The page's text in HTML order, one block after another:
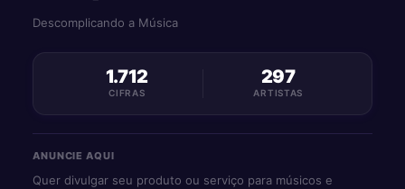
Descomplicando a Música
1.712
CIFRAS
297
ARTISTAS
ANUNCIE AQUI
Quer divulgar seu produto ou serviço para músicos e